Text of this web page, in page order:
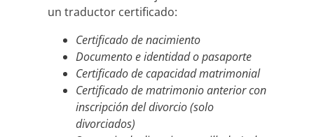
un traductor certificado:
Certificado de nacimiento
Documento e identidad o pasaporte
Certificado de capacidad matrimonial
Certificado de matrimonio anterior con
inscripción del divorcio (solo
divorciados)